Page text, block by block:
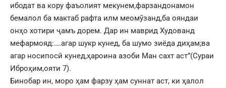
ибодат ва кору фаъолият мекунем,фарзандонамон
бемалол ба мактаб рафта илм меомӯзанд,ба ояндаи
онҳо хотири ҷамъ дорем. Дар ин маврид Худованд
мефармояд:….агар шукр кунед, ба шумо зиёда диҳам;ва
агар носипосӣ кунед,ҳароина азоби Ман сахт аст”(Сураи
Иброҳим,ояти 7).
Бинобар ин, моро ҳам фарзу ҳам суннат аст, ки ҳалол